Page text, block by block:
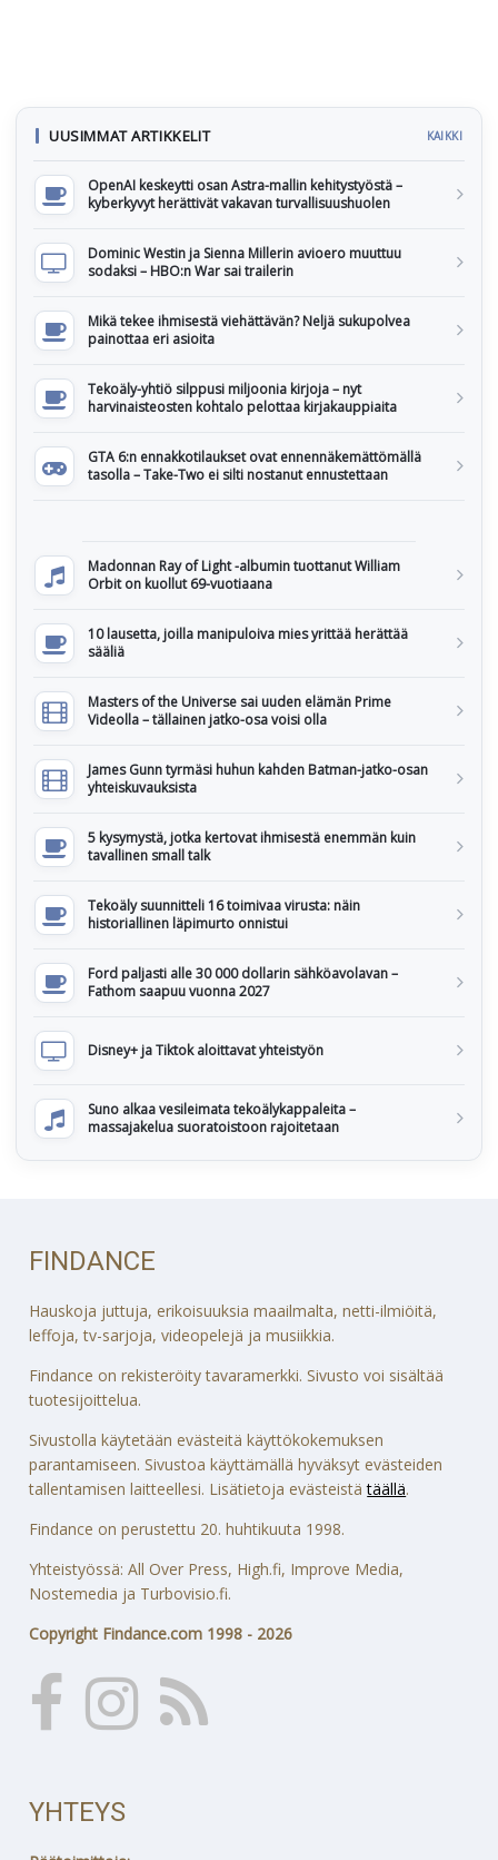
UUSIMMAT ARTIKKELIT KAIKKI
OpenAI keskeytti osan Astra-mallin kehitystyöstä –
kyberkyvyt herättivät vakavan turvallisuushuolen
Dominic Westin ja Sienna Millerin avioero muuttuu
sodaksi – HBO:n War sai trailerin
Mikä tekee ihmisestä viehättävän? Neljä sukupolvea
painottaa eri asioita
Tekoäly-yhtiö silppusi miljoonia kirjoja – nyt
harvinaisteosten kohtalo pelottaa kirjakauppiaita
GTA 6:n ennakkotilaukset ovat ennennäkemättömällä
tasolla – Take-Two ei silti nostanut ennustettaan
Madonnan Ray of Light -albumin tuottanut William
Orbit on kuollut 69-vuotiaana
10 lausetta, joilla manipuloiva mies yrittää herättää
sääliä
Masters of the Universe sai uuden elämän Prime
Videolla – tällainen jatko-osa voisi olla
James Gunn tyrmäsi huhun kahden Batman-jatko-osan
yhteiskuvauksista
5 kysymystä, jotka kertovat ihmisestä enemmän kuin
tavallinen small talk
Tekoäly suunnitteli 16 toimivaa virusta: näin
historiallinen läpimurto onnistui
Ford paljasti alle 30 000 dollarin sähköavolavan –
Fathom saapuu vuonna 2027
Disney+ ja Tiktok aloittavat yhteistyön
Suno alkaa vesileimata tekoälykappaleita –
massajakelua suoratoistoon rajoitetaan
FINDANCE
Hauskoja juttuja, erikoisuuksia maailmalta, netti-ilmiöitä,
leffoja, tv-sarjoja, videopelejä ja musiikkia.
Findance on rekisteröity tavaramerkki. Sivusto voi sisältää
tuotesijoittelua.
Sivustolla käytetään evästeitä käyttökokemuksen
parantamiseen. Sivustoa käyttämällä hyväksyt evästeiden
tallentamisen laitteellesi. Lisätietoja evästeistätäällä.
Findance on perustettu 20. huhtikuuta 1998.
Yhteistyössä: All Over Press, High.fi, Improve Media,
Nostemedia ja Turbovisio.fi.
Copyright Findance.com 1998 - 2026
YHTEYS